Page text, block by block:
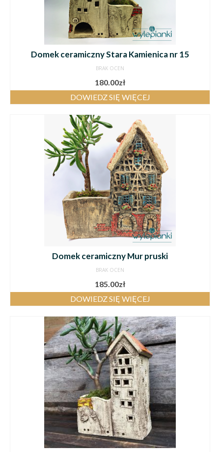
Domek ceramiczny Stara Kamienica nr 15
BRAK OCEN
180.00zł
DOWIEDZ SIĘ WIĘCEJ
Domek ceramiczny Mur pruski
BRAK OCEN
185.00zł
DOWIEDZ SIĘ WIĘCEJ